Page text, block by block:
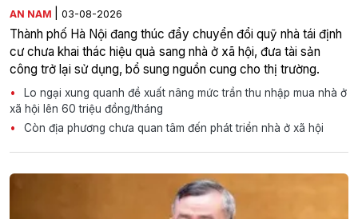
AN NAM 03-08-2026
Thành phố Hà Nội đang thúc đẩy chuyển đổi quỹ nhà tái định
cư chưa khai thác hiệu quả sang nhà ở xã hội, đưa tài sản
công trở lại sử dụng, bổ sung nguồn cung cho thị trường.
Lo ngại xung quanh đề xuất nâng mức trần thu nhập mua nhà ở
xã hội lên 60 triệu đồng/tháng
Còn địa phương chưa quan tâm đến phát triển nhà ở xã hội